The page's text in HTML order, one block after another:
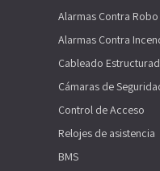
Alarmas Contra Robo
Alarmas Contra
Cableado
Cámaras de
Control de Acceso
Relojes de asistencia
BMS